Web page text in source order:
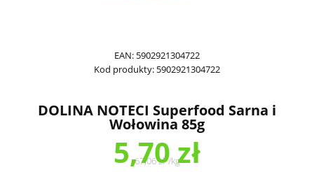
EAN: 5902921304722
Kod produkty: 5902921304722
DOLINA NOTECI Superfood Sarna i
Wołowina 85g
5,70zł
67,06zł /kg